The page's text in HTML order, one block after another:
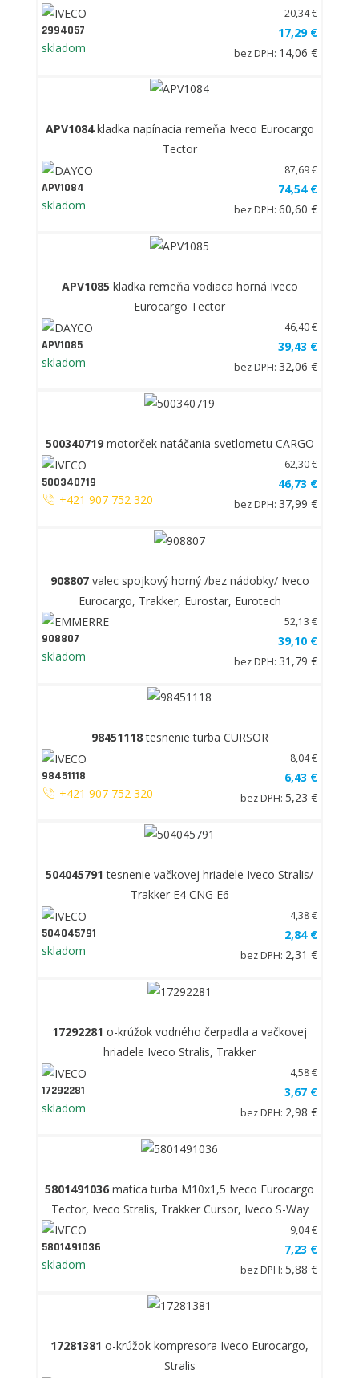
2994057
skladom
20,34 €
17,29 €
bez DPH: 14,06 €
APV1084kladka napínacia remeňa Iveco Eurocargo
Tector
APV1084
skladom
87,69 €
74,54 €
bez DPH: 60,60 €
APV1085 kladka remeňa vodiaca horná Iveco
Eurocargo Tector
APV1085
skladom
46,40 €
39,43 €
bez DPH: 32,06 €
500340719motorček natáčania svetlometu CARGO
500340719
+421 907 752 320
62,30 €
46,73 €
bez DPH: 37,99 €
908807valec spojkový horný /bez nádobky/ Iveco
Eurocargo, Trakker, Eurostar, Eurotech
908807
skladom
52,13 €
39,10 €
bez DPH: 31,79 €
98451118tesnenie turba CURSOR
98451118
+421 907 752 320
8,04 €
6,43 €
bez DPH: 5,23 €
504045791 tesnenie vačkovej hriadele Iveco Stralis/
Trakker E4 CNG E6
504045791
skladom
4,38 €
2,84 €
bez DPH: 2,31 €
17292281 o-krúžok vodného čerpadla a vačkovej
hriadele Iveco Stralis, Trakker
17292281
skladom
4,58 €
3,67 €
bez DPH: 2,98 €
5801491036 matica turba M10x1,5 Iveco Eurocargo
Tector, Iveco Stralis, Trakker Cursor, Iveco S-Way
5801491036
skladom
9,04 €
7,23 €
bez DPH: 5,88 €
17281381 o-krúžok kompresora Iveco Eurocargo,
Stralis